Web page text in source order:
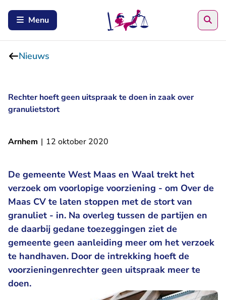
Menu
Nieuws
Rechter hoeft geen uitspraak te doen in zaak over
granulietstort
Arnhem | 12 oktober 2020
De gemeente West Maas en Waal trekt het
verzoek om voorlopige voorziening - om Over de
Maas CV te laten stoppen met de stort van
granuliet - in. Na overleg tussen de partijen en
de daarbij gedane toezeggingen ziet de
gemeente geen aanleiding meer om het verzoek
te handhaven. Door de intrekking hoeft de
voorzieningenrechter geen uitspraak meer te
doen.